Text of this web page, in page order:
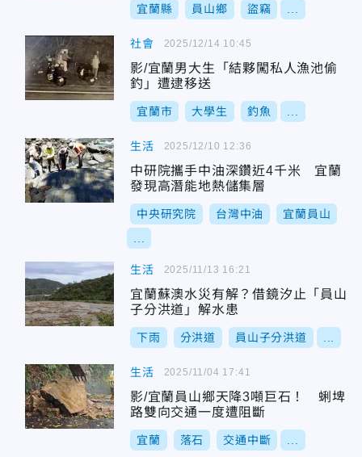
宜蘭縣 員山鄉 盜竊
社會
影/宜蘭男大生「結夥闖私人漁池偷
釣」遭逮移送
宜蘭市 大學生 釣魚
2025/12/14 10:45
生活
中研院攜手中油深鑽近4千米 宜蘭
發現高潛能地熱儲集層
中央研究院 台灣中油 宜蘭員山
2025/12/10 12:36
生活
宜蘭蘇澳水災有解？借鏡汐止「員山
子分洪道」解水患
下雨 分洪道 員山子分洪道
2025/11/13 16:21
生活
影/宜蘭員山鄉天降3噸巨石！ 蜊埤
路雙向交通一度遭阻斷
宜蘭 落石 交通中斷
2025/11/04 17:41